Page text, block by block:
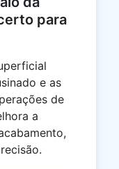
para
e as
de
a